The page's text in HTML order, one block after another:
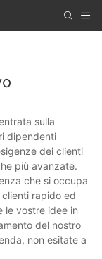
sulla
dipendenti
dei clienti
più avanzate.
che si occupa
rapido ed
le vostre idee in
del nostro
non esitate a